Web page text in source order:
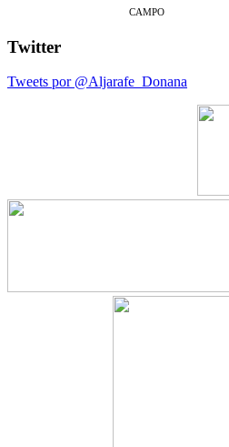
CAMPO
Twitter
Tweets por @Aljarafe_Donana